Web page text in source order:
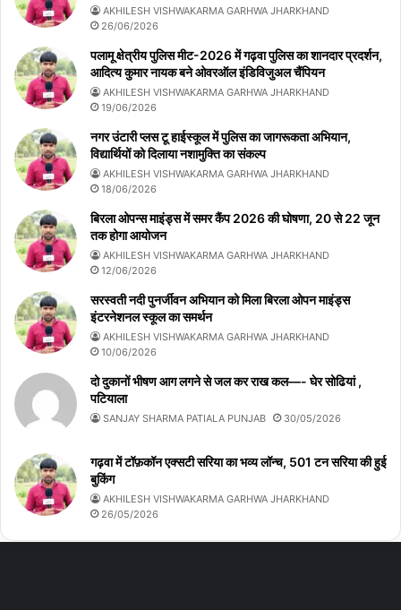
AKHILESH VISHWAKARMA GARHWA JHARKHAND
26/06/2026
पलामू क्षेत्रीय पुलिस मीट-2026 में गढ़वा पुलिस का शानदार प्रदर्शन,
आदित्य कुमार नायक बने ओवरऑल इंडिविजुअल चैंपियन
AKHILESH VISHWAKARMA GARHWA JHARKHAND
19/06/2026
नगर उंटारी प्लस टू हाईस्कूल में पुलिस का जागरूकता अभियान,
विद्यार्थियों को दिलाया नशामुक्ति का संकल्प
AKHILESH VISHWAKARMA GARHWA JHARKHAND
18/06/2026
बिरला ओपन्स माइंड्स में समर कैंप 2026 की घोषणा, 20 से 22 जून
तक होगा आयोजन
AKHILESH VISHWAKARMA GARHWA JHARKHAND
12/06/2026
सरस्वती नदी पुनर्जीवन अभियान को मिला बिरला ओपन माइंड्स
इंटरनेशनल स्कूल का समर्थन
AKHILESH VISHWAKARMA GARHWA JHARKHAND
10/06/2026
दो दुकानों भीषण आग लगने से जल कर राख कल—- घेर सोढियां ,
पटियाला
SANJAY SHARMA PATIALA PUNJAB 30/05/2026
गढ़वा में टॉफ़कॉन एक्सटी सरिया का भव्य लॉन्च, 501 टन सरिया की हुई
बुकिंग
AKHILESH VISHWAKARMA GARHWA JHARKHAND
26/05/2026